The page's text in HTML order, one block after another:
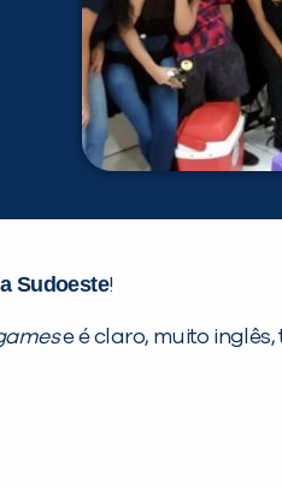
Sudoeste!
e é claro, muito